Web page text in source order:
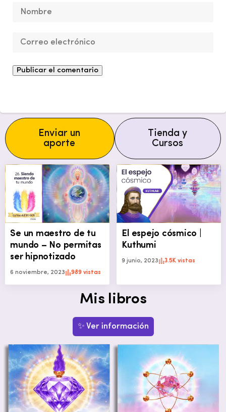
Enviar un
aporte
Tienda y
Cursos
Se un maestro de tu
mundo – No permitas
ser hipnotizado
6 noviembre, 2023 989 vistas
El espejo cósmico |
Kuthumi
9 junio, 2023 3.5K vistas
Mis libros
✨ Ver información